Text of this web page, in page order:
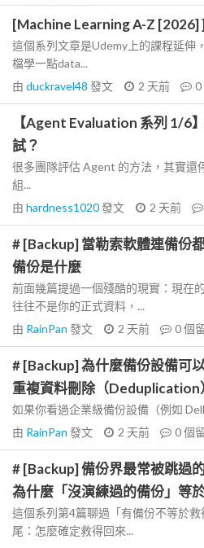
[Machine Learning A-Z [2026]
這個系列文章是Udemy上的課程延伸
檔學一點data...
由 duckravel48 發文 2 天前 0
【Agent Evaluation 系列 1/6
試？
很多團隊評估 Agent 的方法，其實還
組...
由 hardness1020發文 2 天前
# [Backup] 當勒索軟體連備份
備份是什麼
前面幾篇提過一個殘酷的現實：現在
往往不是你的正式資料，...
由 RainPan 發文 2 天前 0個
# [Backup] 為什麼備份設備可
重複資料刪除（Deduplication
如果你看過企業級備份設備（例如
由 RainPan 發文 2 天前 0個
# [Backup] 備份界最常被跳過
為什麼「沒演練過的備份」等
這個系列第4篇聊過「有備份不等於
尾：怎麼確定救得回來...